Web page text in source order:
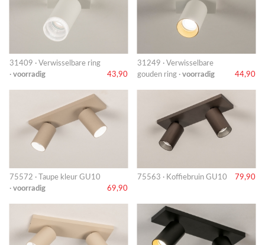
31409 · Verwisselbare ring
· voorradig 43,90
31249 · Verwisselbare
gouden ring · voorradig 44,90
75572 · Taupe kleur GU10
· voorradig 69,90
75563 · Koffiebruin GU10 79,90